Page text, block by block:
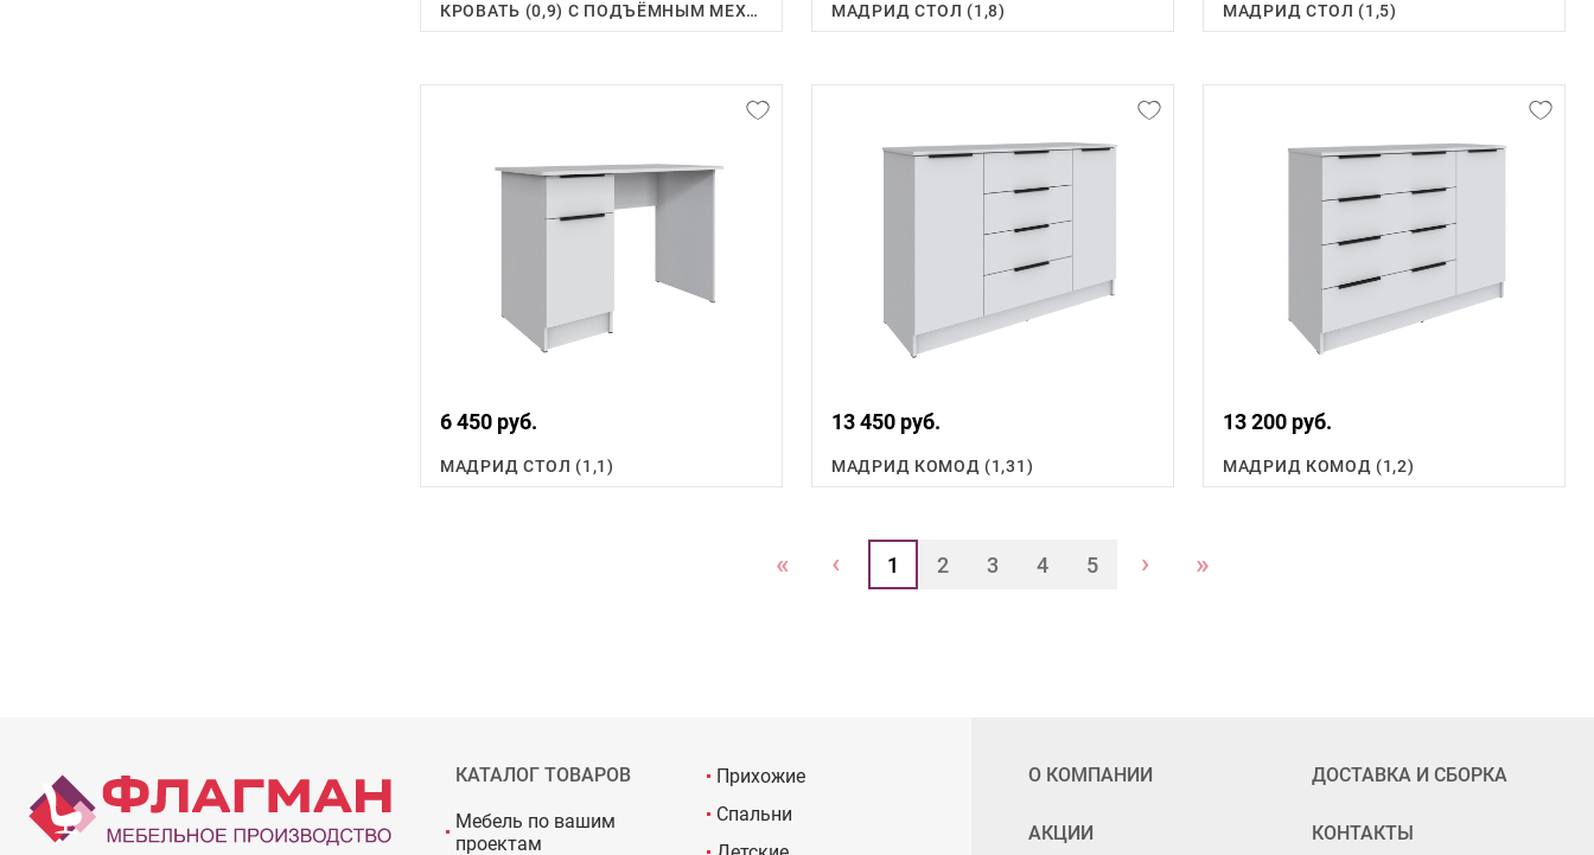
КРОВАТЬ (0,9) С ПОДЪЁМНЫМ МЕХАНИЗМОМ МАДРИД СТОЛ (1,8) МАДРИД СТОЛ (1,5)
6 450 руб.
МАДРИД СТОЛ (1,1)
13 450 руб.
МАДРИД КОМОД (1,31)
13 200 руб.
МАДРИД КОМОД (1,2)
« ‹ 1 2 3 4 5 › »
КАТАЛОГ ТОВАРОВ
Мебель по вашим
проектам
Прихожие
Спальни
О КОМПАНИИ
АКЦИИ
ДОСТАВКА И СБОРКА
КОНТАКТЫ